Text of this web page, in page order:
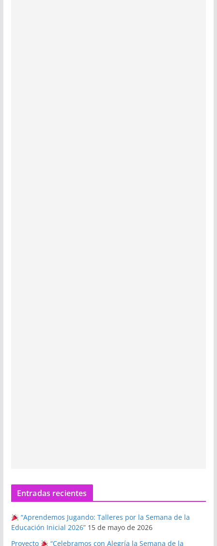
Entradas recientes
“Aprendemos Jugando: Talleres por la Semana de la
Educación Inicial 2026” 15 de mayo de 2026
Proyecto
“Celebramos con Alegría la Semana de la